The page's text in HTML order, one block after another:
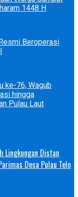
1448 H
Beroperasi
ke-76, Wagub
hingga
Pulau Laut
Lingkungan Distan
Desa Pulau Telo